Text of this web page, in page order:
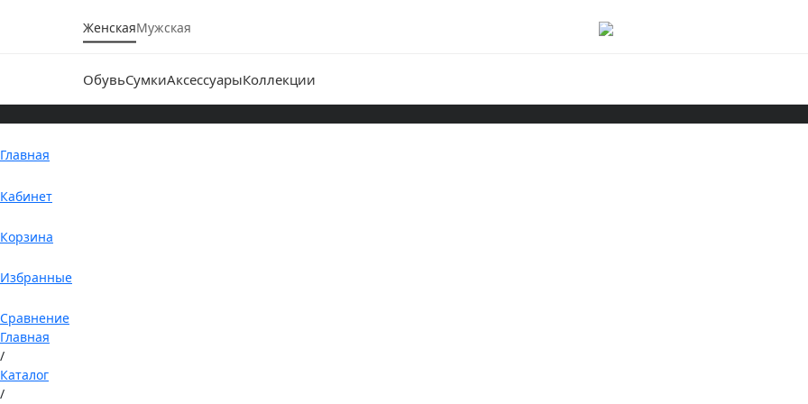
ЖенскаяМужская
ОбувьСумкиАксессуарыКоллекции
Главная
Кабинет
Корзина
Избранные
Сравнение
Главная
/
Каталог
/